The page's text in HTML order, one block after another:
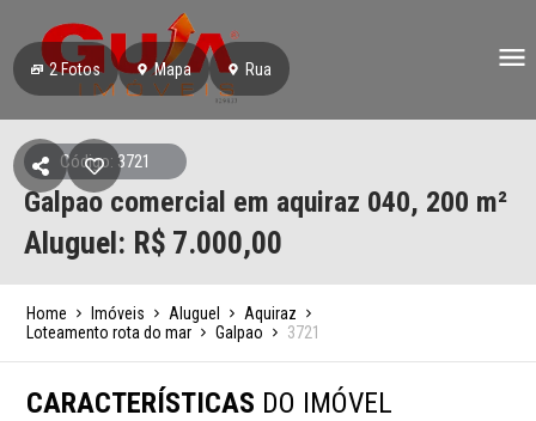
2Fotos Mapa Rua
Código: 3721
Galpao comercial em aquiraz 040, 200 m²
Aluguel: R$ 7.000,00
Home Imóveis Aluguel
Aquiraz
Loteamento rota do mar
Galpao 3721
CARACTERÍSTICAS DO IMÓVEL